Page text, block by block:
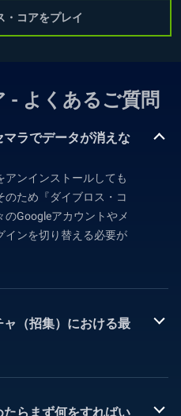
・コアをプレイ
- よくあるご質問
マラでデータが消えな
アンインストールしても
ため『ダイブロス・コ
Googleアカウントやメ
インを切り替える必要が
ャ（招集）における最
たらまず何をすればい